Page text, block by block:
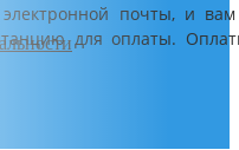
электронной почты, и
для оплаты.